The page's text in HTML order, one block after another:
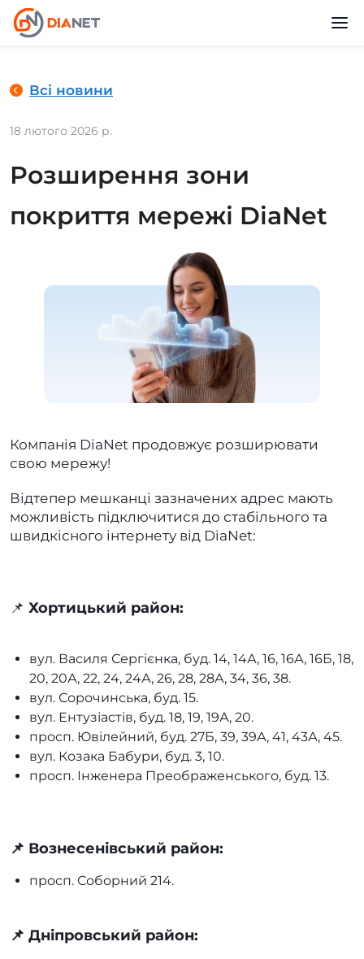
Всі новини
18 лютого 2026 р.
Розширення зони
покриття мережі DiaNet
Компанія DiaNet продовжує розширювати
свою мережу!
Відтепер мешканці зазначених адрес мають
можливість підключитися до стабільного та
швидкісного інтернету від DiaNet:
📌 Хортицький район:
вул. Василя Сергієнка, буд. 14, 14А, 16, 16А, 16Б, 18,
20, 20А, 22, 24, 24А, 26, 28, 28А, 34, 36, 38.
вул. Сорочинська, буд. 15.
вул. Ентузіастів, буд. 18, 19, 19А, 20.
просп. Ювілейний, буд. 27Б, 39, 39А, 41, 43А, 45.
вул. Козака Бабури, буд. 3, 10.
просп. Інженера Преображенського, буд. 13.
📌 Вознесенівський район:
просп. Соборний 214.
📌 Дніпровський район: